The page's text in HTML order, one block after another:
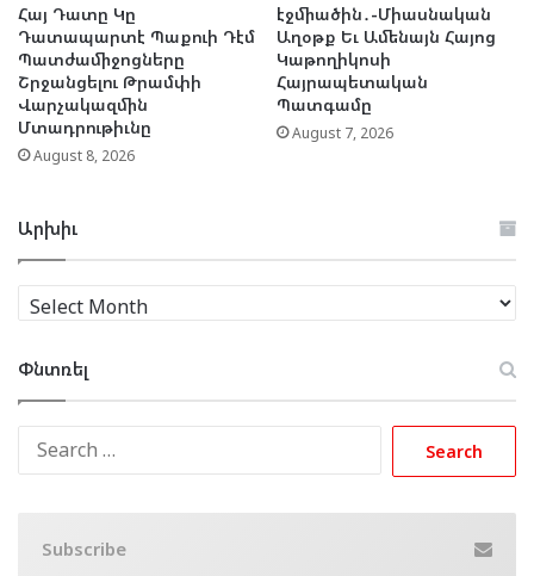
Հայ Դատը Կը
Դատապարտէ Պաքուի Դէմ
Պատժամիջոցները
Շրջանցելու Թրամփի
Վարչակազմին
Մտադրութիւնը
August 8, 2026
էջմիածին․-Միասնական
Աղօթք Եւ Ամենայն Հայոց
Կաթողիկոսի
Հայրապետական
Պատգամը
August 7, 2026
Արխիւ
Արխիւ
Փնտռել
Subscribe